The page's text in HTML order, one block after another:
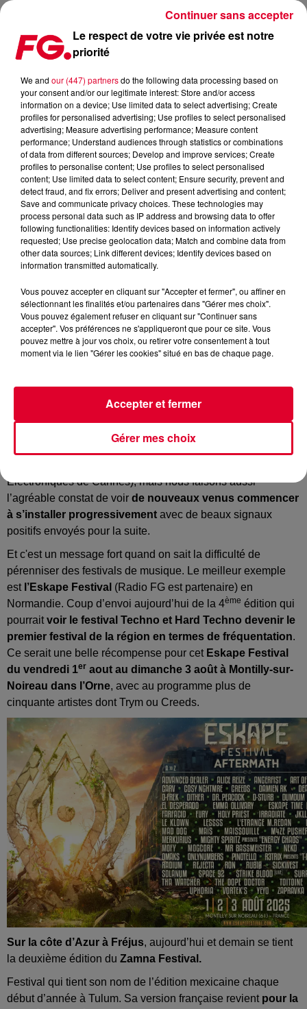
FAMILY PIKNIK, ESKAPE FESTIVAL, ZAMNA CÔTÉ D’AZUR : MAIS QUEL WEEK-
Publié : 1er août 2025 à 7h49 par
Antony HARARI
Facebook Officiel Family Piknik
Durant chaque été dans l’hexagone, nous avons
Electroniques de Cannes), mais nous faisons aussi
l’agréable constat de voir de nouveaux venus commencer
à s’installer progressivement avec de beaux signaux
positifs envoyés pour la suite.
Et c'est un message fort quand on sait la difficulté de
pérenniser des festivals de musique. Le meilleur exemple
estl’Eskape Festival (Radio FG est partenaire) en
Normandie. Coup d’envoi aujourd’hui de la 4ème édition qui
pourraitvoir le festival Techno et Hard Techno devenir le
premier festival de la région en termes de fréquentation.
Ce serait une belle récompense pour cet Eskape Festival
du vendredi 1er aout au dimanche 3 août à Montilly-sur-
Noireau dans l’Orne, avec au programme plus de
cinquante artistes dont Trym ou Creeds.
Sur la côte d’Azur à Fréjus, aujourd’hui et demain se tient
la deuxième édition du Zamna Festival.
Festival qui tient son nom de l’édition mexicaine chaque
début d’année à Tulum. Sa version française revient pour la
Le respect de votre vie privée est notre
priorité
We and our (447) partnersdo the following data processing based on
your consent and/or our legitimate interest: Store and/or access
information on a device; Use limited data to select advertising; Create
profiles for personalised advertising; Use profiles to select personalised
advertising; Measure advertising performance; Measure content
performance; Understand audiences through statistics or combinations
of data from different sources; Develop and improve services; Create
profiles to personalise content; Use profiles to select personalised
content; Use limited data to select content; Ensure security, prevent and
detect fraud, and fix errors; Deliver and present advertising and content;
Save and communicate privacy choices. These technologies may
process personal data such as IP address and browsing data to offer
following functionalities: Identify devices based on information actively
requested; Use precise geolocation data; Match and combine data from
other data sources; Link different devices; Identify devices based on
information transmitted automatically.
Vous pouvez accepter en cliquant sur "Accepter et fermer", ou affiner en
sélectionnant les finalités et/ou partenaires dans "Gérer mes choix".
Vous pouvez également refuser en cliquant sur "Continuer sans
accepter". Vos préférences ne s'appliqueront que pour ce site. Vous
pouvez mettre à jour vos choix, ou retirer votre consentement à tout
moment via le lien "Gérer les cookies" situé en bas de chaque page.
Gérer mes choix
Accepter et fermer
Continuer sans accepter